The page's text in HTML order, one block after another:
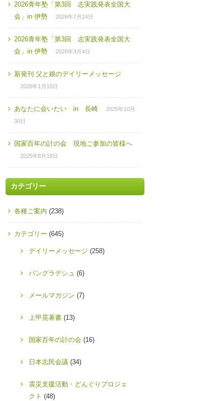
2026青年塾「第3回 志実践発表全国大
会」in 伊勢
2026年7月24日
2026青年塾「第3回 志実践発表全国大
会」in 伊勢
2026年3月4日
新発刊 父と娘のデイリーメッセージ
2026年1月10日
あなたに会いたい in 長崎
2025年10月
30日
国家百年の計の会 現地ご参加の皆様へ
2025年8月19日
カテゴリー
各種ご案内 (238)
カテゴリー (645)
デイリーメッセージ (258)
バングラデシュ (6)
メールマガジン (7)
上甲晃著書 (13)
国家百年の計の会 (16)
日本志民会議 (34)
震災支援活動・どんぐりプロジェ
クト (48)